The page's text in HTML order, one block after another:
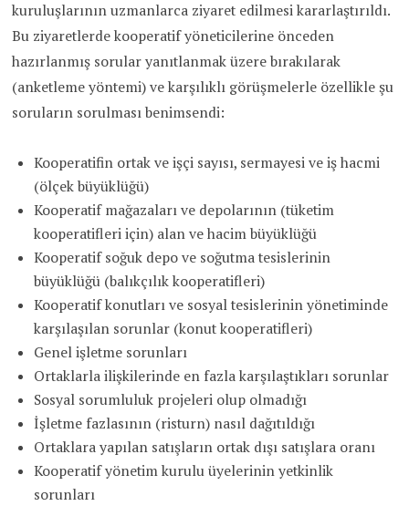
kuruluşlarının uzmanlarca ziyaret edilmesi kararlaştırıldı.
Bu ziyaretlerde kooperatif yöneticilerine önceden
hazırlanmış sorular yanıtlanmak üzere bırakılarak
(anketleme yöntemi) ve karşılıklı görüşmelerle özellikle şu
soruların sorulması benimsendi:
Kooperatifin ortak ve işçi sayısı, sermayesi ve iş hacmi
(ölçek büyüklüğü)
Kooperatif mağazaları ve depolarının (tüketim
kooperatifleri için) alan ve hacim büyüklüğü
Kooperatif soğuk depo ve soğutma tesislerinin
büyüklüğü (balıkçılık kooperatifleri)
Kooperatif konutları ve sosyal tesislerinin yönetiminde
karşılaşılan sorunlar (konut kooperatifleri)
Genel işletme sorunları
Ortaklarla ilişkilerinde en fazla karşılaştıkları sorunlar
Sosyal sorumluluk projeleri olup olmadığı
İşletme fazlasının (risturn) nasıl dağıtıldığı
Ortaklara yapılan satışların ortak dışı satışlara oranı
Kooperatif yönetim kurulu üyelerinin yetkinlik
sorunları